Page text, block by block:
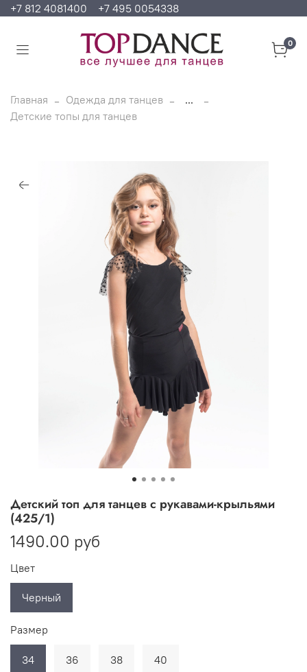
+7 812 4081400 +7 495 0054338
0
Главная Одежда для танцев
...
Детские топы для танцев
Детский топ для танцев с рукавами-крыльями
(425/1)
1490.00 руб
Цвет
Черный
Размер
34 36 38 40